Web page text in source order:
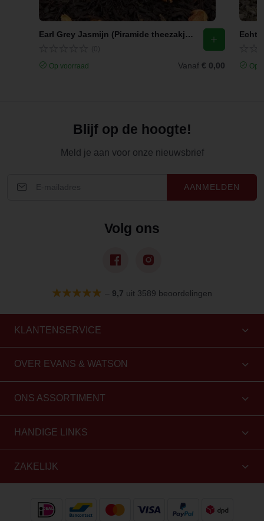
Earl Grey Jasmijn (Piramide theezakjes)
Op voorraad Vanaf € 0,00 Op
Blijf op de hoogte!
Meld je aan voor onze nieuwsbrief
AANMELDEN
Volg ons
– 9,7 uit 3589 beoordelingen
KLANTENSERVICE
OVER EVANS & WATSON
ONS ASSORTIMENT
HANDIGE LINKS
ZAKELIJK